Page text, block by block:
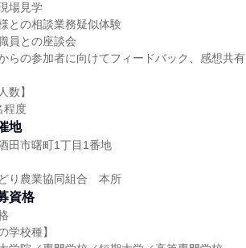
場見学
との相談業務疑似体験
員との座談会
らの参加者に向けてフィードバック、感想共有
数】
程度
地
田市曙町1丁目1番地
り農業協同組合 本所
資格
学校種】